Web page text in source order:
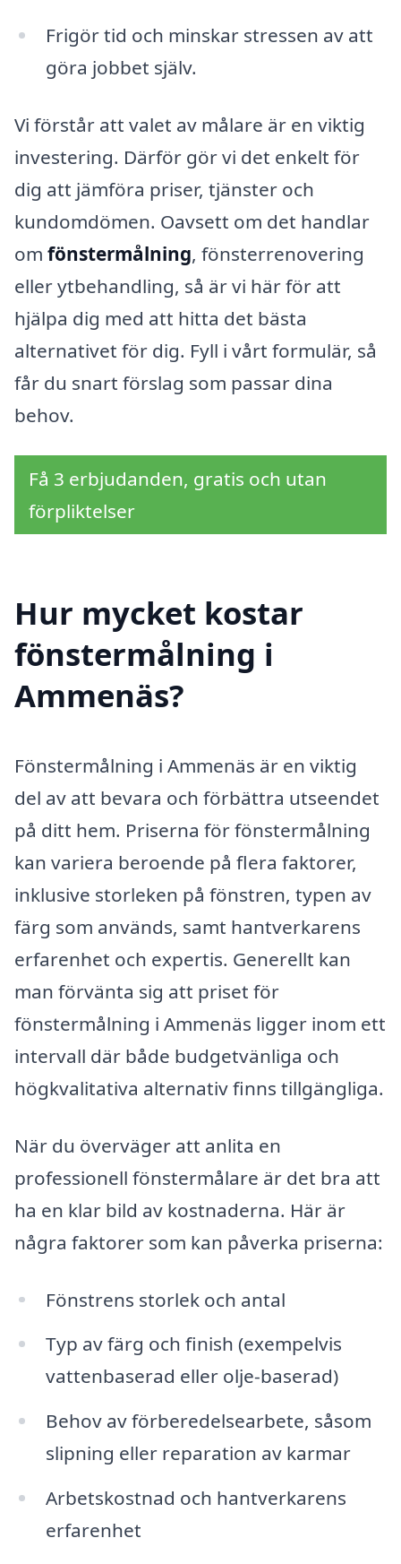
Frigör tid och minskar stressen av att
göra jobbet själv.
Vi förstår att valet av målare är en viktig
investering. Därför gör vi det enkelt för
dig att jämföra priser, tjänster och
kundomdömen. Oavsett om det handlar
om fönstermålning, fönsterrenovering
eller ytbehandling, så är vi här för att
hjälpa dig med att hitta det bästa
alternativet för dig. Fyll i vårt formulär, så
får du snart förslag som passar dina
behov.
Få 3 erbjudanden, gratis och utan
förpliktelser
Hur mycket kostar
fönstermålning i
Ammenäs?
Fönstermålning i Ammenäs är en viktig
del av att bevara och förbättra utseendet
på ditt hem. Priserna för fönstermålning
kan variera beroende på flera faktorer,
inklusive storleken på fönstren, typen av
färg som används, samt hantverkarens
erfarenhet och expertis. Generellt kan
man förvänta sig att priset för
fönstermålning i Ammenäs ligger inom ett
intervall där både budgetvänliga och
högkvalitativa alternativ finns tillgängliga.
När du överväger att anlita en
professionell fönstermålare är det bra att
ha en klar bild av kostnaderna. Här är
några faktorer som kan påverka priserna:
Fönstrens storlek och antal
Typ av färg och finish (exempelvis
vattenbaserad eller olje-baserad)
Behov av förberedelsearbete, såsom
slipning eller reparation av karmar
Arbetskostnad och hantverkarens
erfarenhet